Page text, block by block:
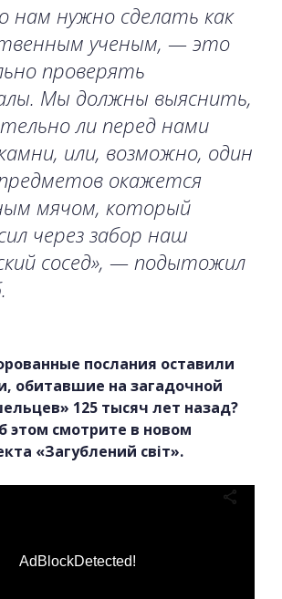
нам нужно сделать как
ученым, — это
проверять
Мы должны выяснить,
ли перед нами
или, возможно, один
окажется
мячом, который
через забор наш
сосед», — подытожил
послания оставили
обитавшие на загадочной
125 тысяч лет назад?
этом смотрите в новом
«Загублений світ».
AdBlockDetected!